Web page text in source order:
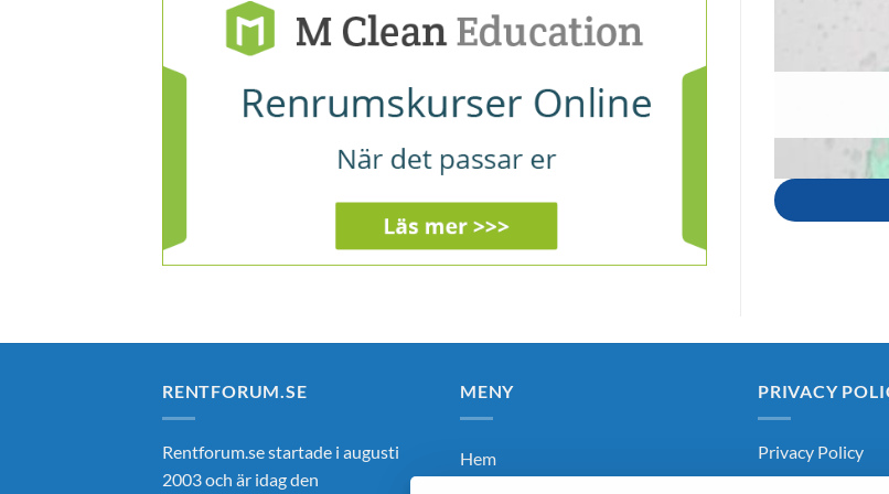
RENTFORUM.SE
Rentforum.se startade i augusti
2003 och är idag den
MENY
Hem
PRIVACY
Privacy Policy